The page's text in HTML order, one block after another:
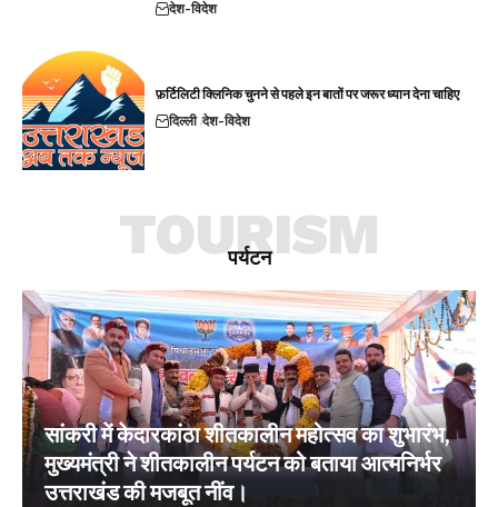
देश-विदेश
फ़र्टिलिटी क्लिनिक चुनने से पहले इन बातों पर जरूर ध्यान देना चाहिए
दिल्ली देश-विदेश
पर्यटन
TOURISM
सांकरी में केदारकांठा शीतकालीन महोत्सव का शुभारंभ,
मुख्यमंत्री ने शीतकालीन पर्यटन को बताया आत्मनिर्भर
उत्तराखंड की मजबूत नींव।